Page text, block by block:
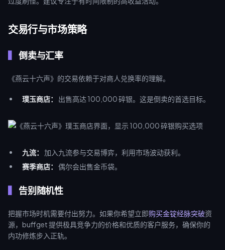
交易行与市场策略
倒卖与汇率
《燕云十六声》的交易依赖于对商人兑换率的理解。
璞玉商店： 出售高达 100,000 碎银。这是倒卖的首选目标。
九流：
加入九流参与交易博弈，利用市场波动获利。
赛季商店：
偶尔会出售金币袋。
告别随机性
把握市场时机需要付出努力。如果你希望立即购买金锭经脉突破资
源，buffget 提供极具竞争力的价格和优质的客户服务，确保你的
内功修炼步入正轨。